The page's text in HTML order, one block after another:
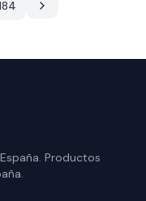
Productos